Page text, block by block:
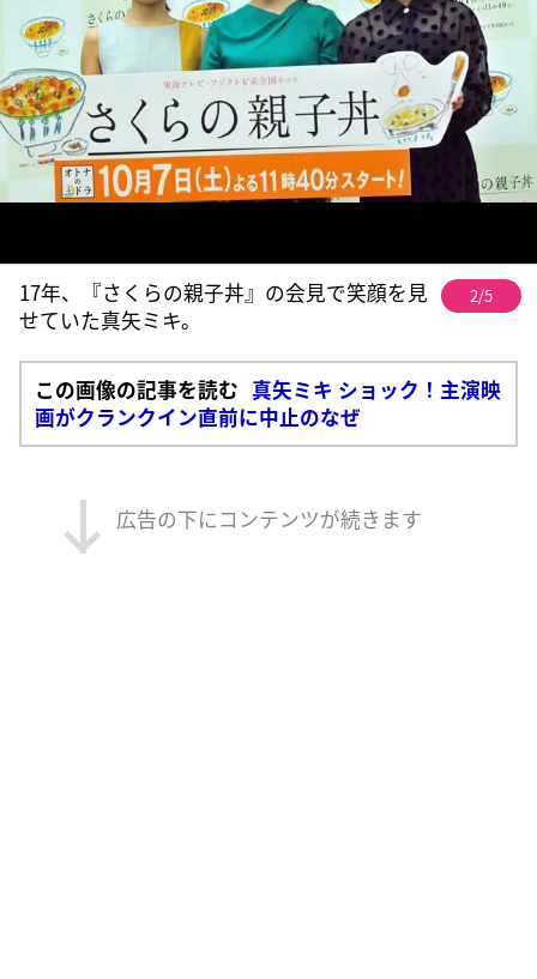
17年、『さくらの親子丼』の会見で笑顔を見
せていた真矢ミキ。
2/5
この画像の記事を読む 真矢ミキ ショック！主演映
画がクランクイン直前に中止のなぜ
広告の下にコンテンツが続きます